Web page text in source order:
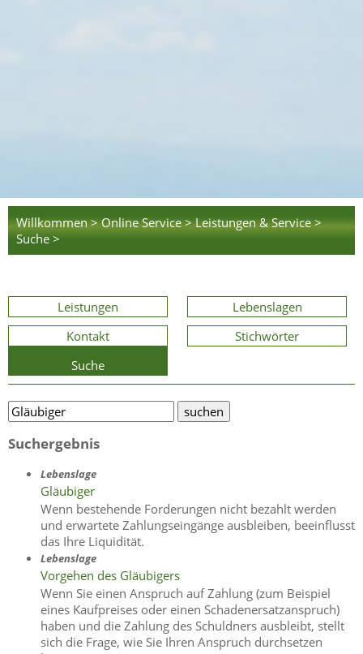
Willkommen > Online Service > Leistungen & Service >
Suche >
Leistungen
Lebenslagen
Kontakt
Stichwörter
Suche
Suchergebnis
Lebenslage
Gläubiger
Wenn bestehende Forderungen nicht bezahlt werden
und erwartete Zahlungseingänge ausbleiben, beeinflusst
das Ihre Liquidität.
Lebenslage
Vorgehen des Gläubigers
Wenn Sie einen Anspruch auf Zahlung (zum Beispiel
eines Kaufpreises oder einen Schadenersatzanspruch)
haben und die Zahlung des Schuldners ausbleibt, stellt
sich die Frage, wie Sie Ihren Anspruch durchsetzen